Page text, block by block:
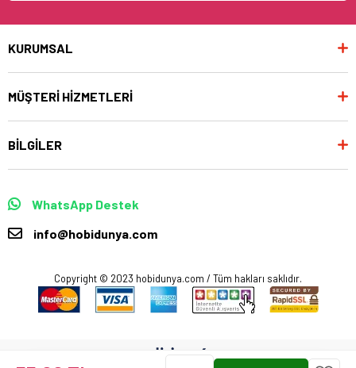
KURUMSAL
MÜŞTERİ HİZMETLERİ
BİLGİLER
WhatsApp Destek
info@hobidunya.com
Copyright © 2023 hobidunya.com / Tüm hakları saklıdır.